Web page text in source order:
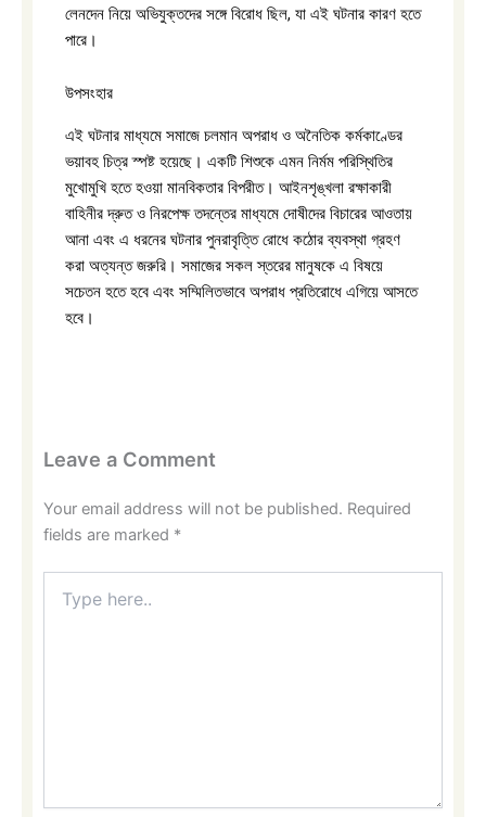
লেনদেন নিয়ে অভিযুক্তদের সঙ্গে বিরোধ ছিল, যা এই ঘটনার কারণ হতে
পারে।
উপসংহার
এই ঘটনার মাধ্যমে সমাজে চলমান অপরাধ ও অনৈতিক কর্মকাণ্ডের
ভয়াবহ চিত্র স্পষ্ট হয়েছে। একটি শিশুকে এমন নির্মম পরিস্থিতির
মুখোমুখি হতে হওয়া মানবিকতার বিপরীত। আইনশৃঙ্খলা রক্ষাকারী
বাহিনীর দ্রুত ও নিরপেক্ষ তদন্তের মাধ্যমে দোষীদের বিচারের আওতায়
আনা এবং এ ধরনের ঘটনার পুনরাবৃত্তি রোধে কঠোর ব্যবস্থা গ্রহণ
করা অত্যন্ত জরুরি। সমাজের সকল স্তরের মানুষকে এ বিষয়ে
সচেতন হতে হবে এবং সম্মিলিতভাবে অপরাধ প্রতিরোধে এগিয়ে আসতে
হবে।
Leave a Comment
Your email address will not be published. Required
fields are marked *
here..